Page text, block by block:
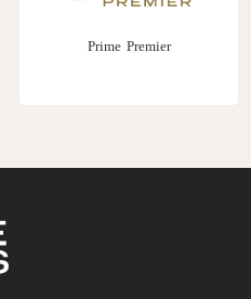
Prime Premier